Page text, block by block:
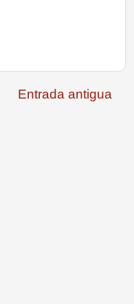
Entrada antigua